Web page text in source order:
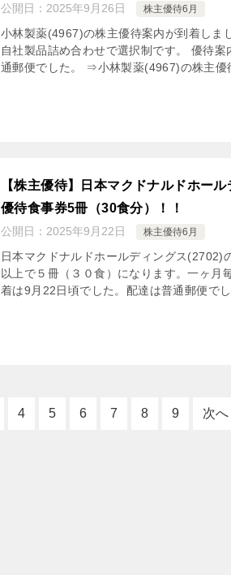
公開日： 2025年9月26日 株主優待6月
小林製薬(4967)の株主優待案内が到着しま
自社製品詰め合わせで選択制です。 優待
通郵便でした。 ⇒小林製薬(4967)の株主
【株主優待】日本マクドナルドホー
優待食事券5冊（30食分）！！
公開日： 2025年9月22日 株主優待6月
日本マクドナルドホールディングス(2702)
以上で５冊（３０食）になります。一ヶ月
着は9月22日頃でした。配達は普通郵便
4 5 6 7 8 9 次へ